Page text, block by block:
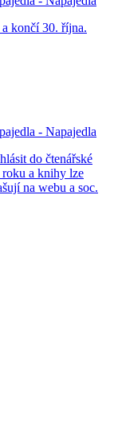
končí 30. října.
- Napajedla
do čtenářské
a knihy lze
na webu a soc.